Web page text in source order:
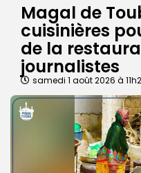
Magal de
cuisinières
de la
journalistes
samedi 1 août 2026 à